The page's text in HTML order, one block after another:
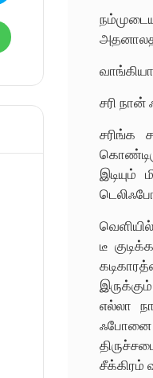
சரி
சரிங்க
டீ
எல்லா
ஃபோனை